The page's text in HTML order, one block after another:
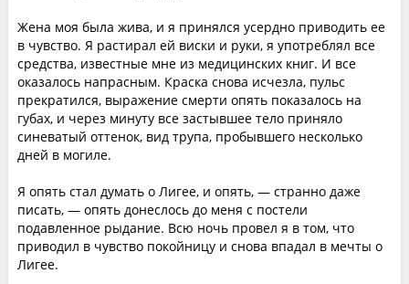
Жена моя была жива, и я принялся усердно приводить ее
в чувство. Я растирал ей виски и руки, я употреблял все
средства, известные мне из медицинских книг. И все
оказалось напрасным. Краска снова исчезла, пульс
прекратился, выражение смерти опять показалось на
губах, и через минуту все застывшее тело приняло
синеватый оттенок, вид трупа, пробывшего несколько
дней в могиле.
Я опять стал думать о Лигее, и опять, — странно даже
писать, — опять донеслось до меня с постели
подавленное рыдание. Всю ночь провел я в том, что
приводил в чувство покойницу и снова впадал в мечты о
Лигее.